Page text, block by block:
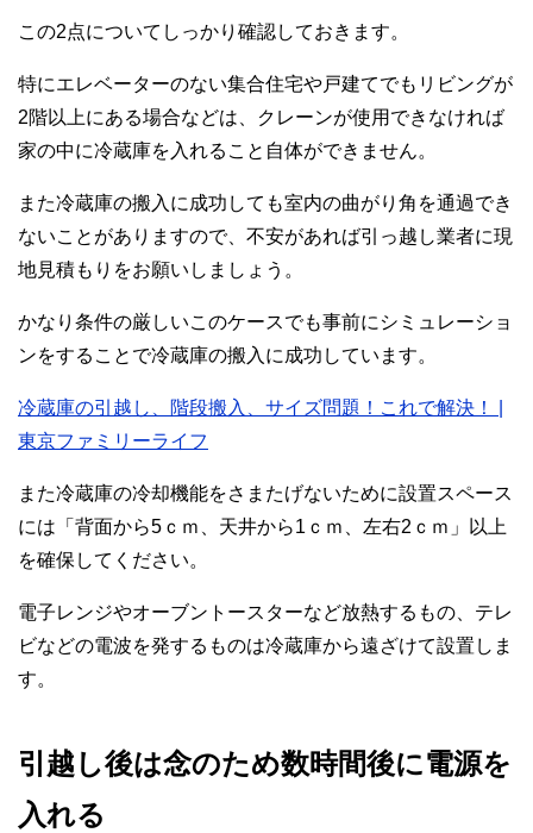
この2点についてしっかり確認しておきます。
特にエレベーターのない集合住宅や戸建てでもリビングが
2階以上にある場合などは、クレーンが使用できなければ
家の中に冷蔵庫を入れること自体ができません。
また冷蔵庫の搬入に成功しても室内の曲がり角を通過でき
ないことがありますので、不安があれば引っ越し業者に現
地見積もりをお願いしましょう。
かなり条件の厳しいこのケースでも事前にシミュレーショ
ンをすることで冷蔵庫の搬入に成功しています。
冷蔵庫の引越し、階段搬入、サイズ問題！これで解決！ |
東京ファミリーライフ
また冷蔵庫の冷却機能をさまたげないために設置スペース
には「背面から5ｃｍ、天井から1ｃｍ、左右2ｃｍ」以上
を確保してください。
電子レンジやオーブントースターなど放熱するもの、テレ
ビなどの電波を発するものは冷蔵庫から遠ざけて設置しま
す。
引越し後は念のため数時間後に電源を
入れる